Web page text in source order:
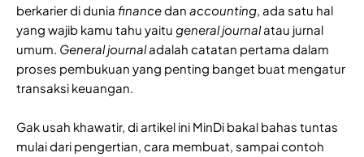
berkarier di dunia financedan accounting, ada satu hal
yang wajib kamu tahu yaitu general journalatau jurnal
umum. General journaladalah catatan pertama dalam
proses pembukuan yang penting banget buat mengatur
transaksi keuangan.
Gak usah khawatir, di artikel ini MinDi bakal bahas tuntas
mulai dari pengertian, cara membuat, sampai contoh